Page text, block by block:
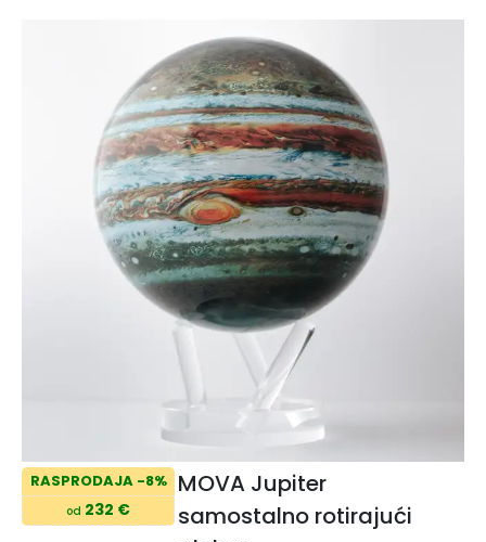
RASPRODAJA -8%
od 232 €
MOVA Jupiter
samostalno rotirajući